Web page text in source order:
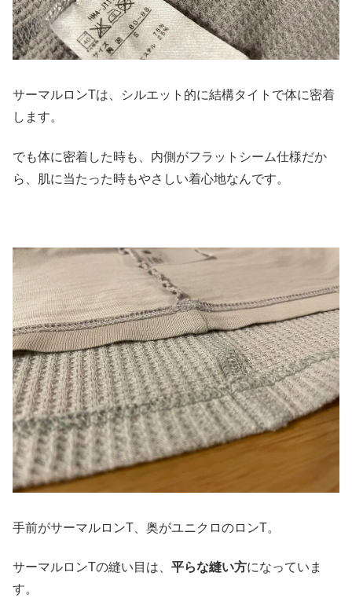
サーマルロンTは、シルエット的に結構タイトで体に密着
します。
でも体に密着した時も、内側がフラットシーム仕様だか
ら、肌に当たった時もやさしい着心地なんです。
手前がサーマルロンT、奥がユニクロのロンT。
サーマルロンTの縫い目は、 平らな縫い方になっていま
す。